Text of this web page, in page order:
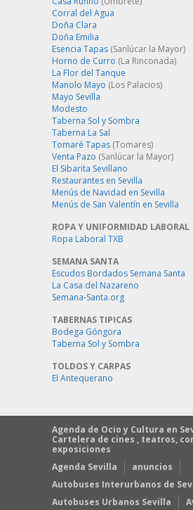
Corral del Agua
Doña Clara
Doña Emilia
Esencia Tapas (Sanlúcar la Mayor)
Horno de Curro (La Rinconada)
La Flor del Tanque
Manolo Mayo (Los Palacios)
Mayo Sevilla
Modesto
Taberna Sol y Sombra
Taberna La Sal
Tomaré Tapas (Tomares)
Venta Pazo (Sanlúcar la Mayor)
El Sibarita Sevillano
Restaurantes en Sevilla
Menús de Navidad en Sevilla
Menús de San Valentín en Sevilla
ROPA Y UNIFORMIDAD LABORAL
Ropa Laboral TXB
SEMANA SANTA
Escudos Bordados Semana Santa
La Casa del Nazareno
Semana-Santa.org
TABERNAS TIPICAS
Bodega Góngora
Taberna Sol y Sombra
TOLDOS Y CARPAS
El Antequerano
Agenda de Ocio y Cultura en
Cartelera de cines , teatros,
exposiciones
Agenda Sevilla
anuncios
Autobuses Interurbanos de
Autobuses Urbanos Sevilla